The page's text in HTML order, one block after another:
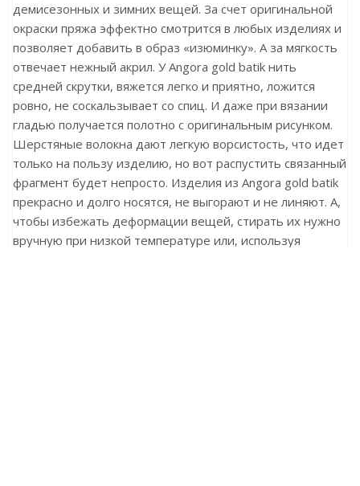
демисезонных и зимних вещей. За счет оригинальной
окраски пряжа эффектно смотрится в любых изделиях и
позволяет добавить в образ «изюминку». А за мягкость
отвечает нежный акрил. У Angora gold batik нить
средней скрутки, вяжется легко и приятно, ложится
ровно, не соскальзывает со спиц. И даже при вязании
гладью получается полотно с оригинальным рисунком.
Шерстяные волокна дают легкую ворсистость, что идет
только на пользу изделию, но вот распустить связанный
фрагмент будет непросто. Изделия из Angora gold batik
прекрасно и долго носятся, не выгорают и не линяют. А,
чтобы избежать деформации вещей, стирать их нужно
вручную при низкой температуре или, используя